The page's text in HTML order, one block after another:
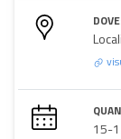
15-